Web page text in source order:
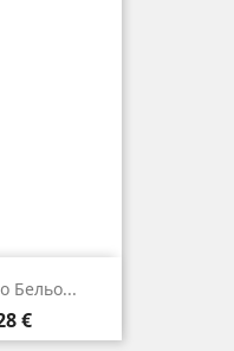
Бельо...
€